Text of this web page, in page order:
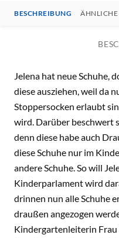
BESCHREIBUNG
Jelena hat neue Schuhe,
diese ausziehen, weil da
Stoppersocken erlaubt
wird. Darüber beschwert
denn diese habe auch
diese Schuhe nur im
andere Schuhe. So will
Kinderparlament wird
drinnen nun alle Schuhe
draußen angezogen
Kindergartenleiterin